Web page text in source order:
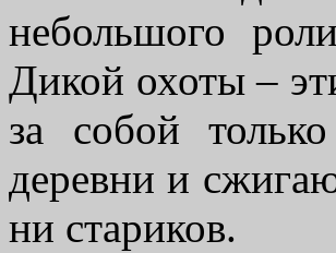
небольшого
Дикой охоты –
за собой
деревни и
ни стариков.